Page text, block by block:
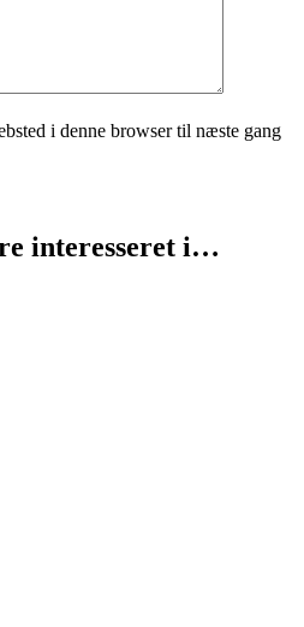
i denne browser til næste gang
interesseret i…